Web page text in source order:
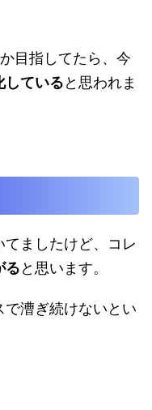
目指してたら、今
していると思われま
ましたけど、コレ
ると思います。
漕ぎ続けないとい